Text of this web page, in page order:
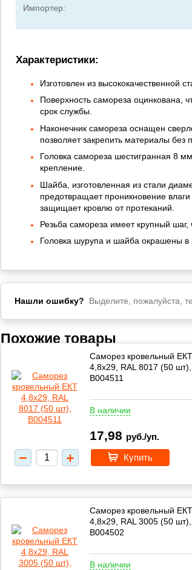
Импортер:
Характеристики:
Изготовлен из высококачественной
Поверхность самореза оцинкована,
срок службы.
Наконечник самореза оснащен
позволяет закрепить материалы без
Головка самореза шестигранная 8
крепление.
Шайба, изготовленная из стали
предотвращает проникновение
защищает кровлю от протеканий.
Резьба самореза имеет крупный
Головка шурупа и шайба окрашены в
Нашли ошибку? Выделите, пожалуйста,
Похожие товары
Саморез кровельный ЕКТ
4,8х29, RAL 8017 (50 шт),
B004511
В наличии
17,98 руб./уп.
Купить
Саморез кровельный ЕКТ
4,8х29, RAL 3005 (50 шт),
B004502
В наличии